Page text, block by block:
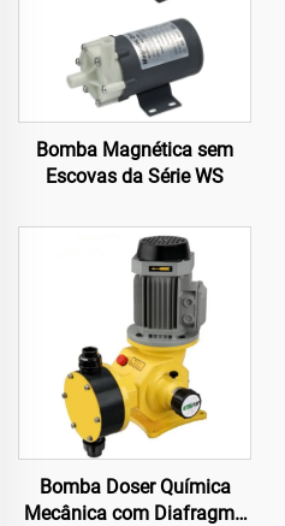
Bomba Magnética sem
Escovas da Série WS
Bomba Doser Química
Mecânica com Diafragma